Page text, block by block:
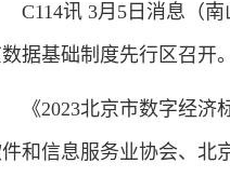
讯 3月5日消息（南
据基础制度先行区召开
2023北京市数字经济标
和信息服务业协会、北